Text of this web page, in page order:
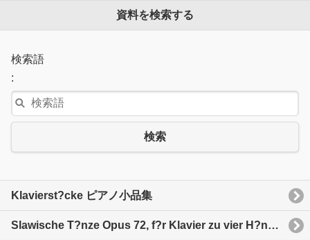
資料を検索する
検索語
:
検索
Klavierst?cke ピアノ小品集
Slawische T?nze Opus 72, f?r Klavier zu vier H?nden Slavonic dances op. 72, for piano four-hands